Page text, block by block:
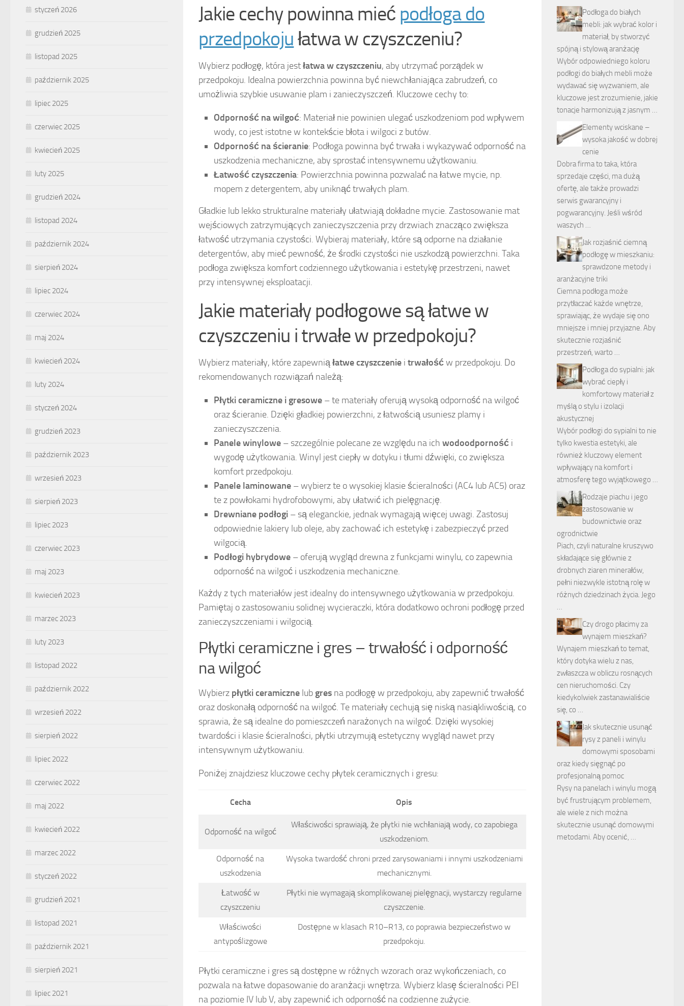
Jakie cechy powinna mieć podłoga do
przedpokojułatwa w czyszczeniu?
Wybierz podłogę, która jestłatwa w czyszczeniu, aby utrzymać porządek w
przedpokoju. Idealna powierzchnia powinna być niewchłaniająca zabrudzeń, co
umożliwia szybkie usuwanie plam i zanieczyszczeń. Kluczowe cechy to:
Odporność na wilgoć: Materiał nie powinien ulegać uszkodzeniom pod wpływem
wody, co jest istotne w kontekście błota i wilgoci z butów.
Odporność na ścieranie: Podłoga powinna być trwała i wykazywać odporność na
uszkodzenia mechaniczne, aby sprostać intensywnemu użytkowaniu.
Łatwość czyszczenia: Powierzchnia powinna pozwalać na łatwe mycie, np.
mopem z detergentem, aby uniknąć trwałych plam.
Gładkie lub lekko strukturalne materiały ułatwiają dokładne mycie. Zastosowanie mat
wejściowych zatrzymujących zanieczyszczenia przy drzwiach znacząco zwiększa
łatwość utrzymania czystości. Wybieraj materiały, które są odporne na działanie
detergentów, aby mieć pewność, że środki czystości nie uszkodzą powierzchni. Taka
podłoga zwiększa komfort codziennego użytkowania i estetykę przestrzeni, nawet
przy intensywnej eksploatacji.
Jakie materiały podłogowe są łatwe w
czyszczeniu i trwałe w przedpokoju?
Wybierz materiały, które zapewniąłatwe czyszczenie i trwałośćw przedpokoju. Do
rekomendowanych rozwiązań należą:
Płytki ceramiczne i gresowe – te materiały oferują wysoką odporność na wilgoć
oraz ścieranie. Dzięki gładkiej powierzchni, z łatwością usuniesz plamy i
zanieczyszczenia.
Panele winylowe – szczególnie polecane ze względu na ich wodoodporność i
wygodę użytkowania. Winyl jest ciepły w dotyku i tłumi dźwięki, co zwiększa
komfort przedpokoju.
Panele laminowane – wybierz te o wysokiej klasie ścieralności (AC4 lub AC5) oraz
te z powłokami hydrofobowymi, aby ułatwić ich pielęgnację.
Drewniane podłogi – są eleganckie, jednak wymagają więcej uwagi. Zastosuj
odpowiednie lakiery lub oleje, aby zachować ich estetykę i zabezpieczyć przed
wilgocią.
Podłogi hybrydowe – oferują wygląd drewna z funkcjami winylu, co zapewnia
odporność na wilgoć i uszkodzenia mechaniczne.
Każdy z tych materiałów jest idealny do intensywnego użytkowania w przedpokoju.
Pamiętaj o zastosowaniu solidnej wycieraczki, która dodatkowo ochroni podłogę przed
zanieczyszczeniami i wilgocią.
Płytki ceramiczne i gres – trwałość i odporność
na wilgoć
Wybierz płytki ceramiczne lub gres na podłogę w przedpokoju, aby zapewnić trwałość
oraz doskonałą odporność na wilgoć. Te materiały cechują się niską nasiąkliwością, co
sprawia, że są idealne do pomieszczeń narażonych na wilgoć. Dzięki wysokiej
twardości i klasie ścieralności, płytki utrzymują estetyczny wygląd nawet przy
intensywnym użytkowaniu.
Poniżej znajdziesz kluczowe cechy płytek ceramicznych i gresu:
Cecha Opis
Odporność na wilgoć
Właściwości sprawiają, że płytki nie wchłaniają wody, co zapobiega
uszkodzeniom.
Odporność na
uszkodzenia
Wysoka twardość chroni przed zarysowaniami i innymi uszkodzeniami
mechanicznymi.
Łatwość w
czyszczeniu
Płytki nie wymagają skomplikowanej pielęgnacji, wystarczy regularne
czyszczenie.
Właściwości
antypoślizgowe
Dostępne w klasach R10–R13, co poprawia bezpieczeństwo w
przedpokoju.
Płytki ceramiczne i gres są dostępne w różnych wzorach oraz wykończeniach, co
pozwala na łatwe dopasowanie do aranżacji wnętrza. Wybierz klasę ścieralności PEI
na poziomie IV lub V, aby zapewnić ich odporność na codzienne zużycie.
styczeń 2026
grudzień 2025
listopad 2025
październik 2025
lipiec 2025
czerwiec 2025
kwiecień 2025
luty 2025
grudzień 2024
listopad 2024
październik 2024
sierpień 2024
lipiec 2024
czerwiec 2024
maj 2024
kwiecień 2024
luty 2024
styczeń 2024
grudzień 2023
październik 2023
wrzesień 2023
sierpień 2023
lipiec 2023
czerwiec 2023
maj 2023
kwiecień 2023
marzec 2023
luty 2023
listopad 2022
październik 2022
wrzesień 2022
sierpień 2022
lipiec 2022
czerwiec 2022
maj 2022
kwiecień 2022
marzec 2022
styczeń 2022
grudzień 2021
listopad 2021
październik 2021
sierpień 2021
lipiec 2021
Podłoga do białych
mebli: jak wybrać kolor i
materiał, by stworzyć
spójną i stylową aranżację
Wybór odpowiedniego koloru
podłogi do białych mebli może
wydawać się wyzwaniem, ale
kluczowe jest zrozumienie, jakie
tonacje harmonizują z jasnym …
Elementy wciskane –
wysoka jakość w dobrej
cenie
Dobra firma to taka, która
sprzedaje części, ma dużą
ofertę, ale także prowadzi
serwis gwarancyjny i
pogwarancyjny. Jeśli wśród
waszych …
Jak rozjaśnić ciemną
podłogę w mieszkaniu:
sprawdzone metody i
aranżacyjne triki
Ciemna podłoga może
przytłaczać każde wnętrze,
sprawiając, że wydaje się ono
mniejsze i mniej przyjazne. Aby
skutecznie rozjaśnić
przestrzeń, warto …
Podłoga do sypialni: jak
wybrać ciepły i
komfortowy materiał z
myślą o stylu i izolacji
akustycznej
Wybór podłogi do sypialni to nie
tylko kwestia estetyki, ale
również kluczowy element
wpływający na komfort i
atmosferę tego wyjątkowego …
Rodzaje piachu i jego
zastosowanie w
budownictwie oraz
ogrodnictwie
Piach, czyli naturalne kruszywo
składające się głównie z
drobnych ziaren minerałów,
pełni niezwykle istotną rolę w
różnych dziedzinach życia. Jego
…
Czy drogo płacimy za
wynajem mieszkań?
Wynajem mieszkań to temat,
który dotyka wielu z nas,
zwłaszcza w obliczu rosnących
cen nieruchomości. Czy
kiedykolwiek zastanawialiście
się, co …
Jak skutecznie usunąć
rysy z paneli i winylu
domowymi sposobami
oraz kiedy sięgnąć po
profesjonalną pomoc
Rysy na panelach i winylu mogą
być frustrującym problemem,
ale wiele z nich można
skutecznie usunąć domowymi
metodami. Aby ocenić, …